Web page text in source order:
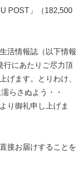
POST」（182,500
活情報誌（以下情報
行にあたりご尽力頂
げます。とりわけ、
らさぬよう・・
り御礼申し上げま
接お届けすることを